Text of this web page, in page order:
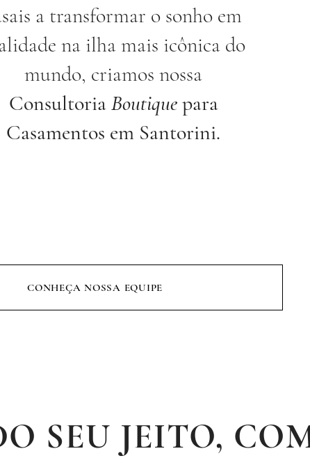
a transformar o sonho em
na ilha mais icônica do
mundo, criamos nossa
ConsultoriaBoutiquepara
Casamentos em Santorini.
CONHEÇA NOSSA EQUIPE
SEU JEITO,